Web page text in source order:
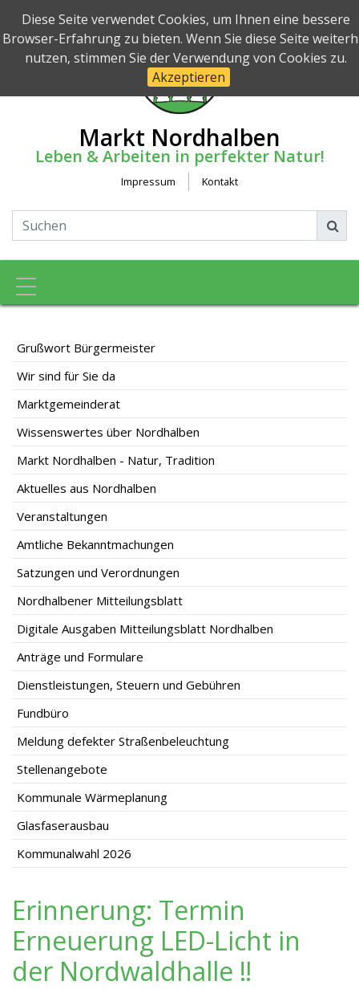
Diese Seite verwendet Cookies, um Ihnen eine bessere
Browser-Erfahrung zu bieten. Wenn Sie diese Seite
nutzen, stimmen Sie der Verwendung von Cookies zu.
Akzeptieren
Markt Nordhalben
Leben & Arbeiten in perfekter Natur!
Impressum Kontakt
Toggle navigation
Grußwort Bürgermeister
Wir sind für Sie da
Marktgemeinderat
Wissenswertes über Nordhalben
Markt Nordhalben - Natur, Tradition
Aktuelles aus Nordhalben
Veranstaltungen
Amtliche Bekanntmachungen
Satzungen und Verordnungen
Nordhalbener Mitteilungsblatt
Digitale Ausgaben Mitteilungsblatt Nordhalben
Anträge und Formulare
Dienstleistungen, Steuern und Gebühren
Fundbüro
Meldung defekter Straßenbeleuchtung
Stellenangebote
Kommunale Wärmeplanung
Glasfaserausbau
Kommunalwahl 2026
Erinnerung: Termin
Erneuerung LED-Licht in
der Nordwaldhalle ‼️